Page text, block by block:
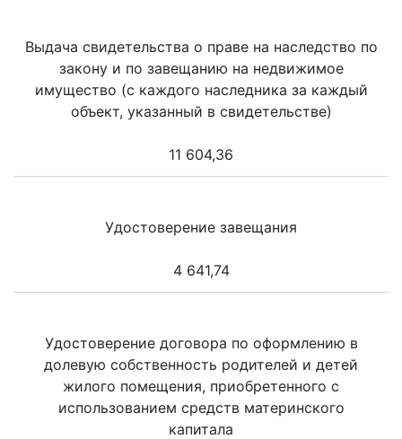
Выдача свидетельства о праве на наследство по
закону и по завещанию на недвижимое
имущество (с каждого наследника за каждый
объект, указанный в свидетельстве)
11 604,36
Удостоверение завещания
4 641,74
Удостоверение договора по оформлению в
долевую собственность родителей и детей
жилого помещения, приобретенного с
использованием средств материнского
капитала